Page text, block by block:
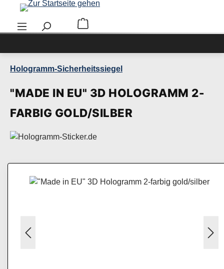
Zum Hauptinhalt springen
Warenkorb enthält 0 Positionen. Der
Hologramm-Sicherheitssiegel
"MADE IN EU" 3D HOLOGRAMM 2-
FARBIG GOLD/SILBER
Bildergalerie überspringen